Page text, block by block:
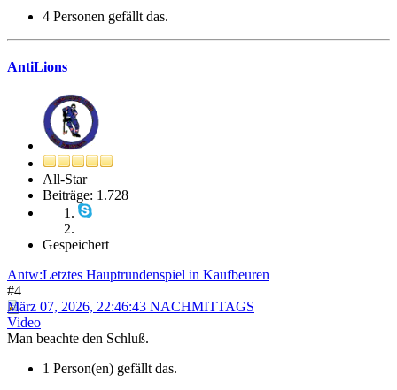
4 Personen gefällt das.
AntiLions
All-Star
Beiträge: 1.728
Gespeichert
Antw:Letztes Hauptrundenspiel in Kaufbeuren
#4
März 07, 2026, 22:46:43 NACHMITTAGS
Video
Man beachte den Schluß.
1 Person(en) gefällt das.